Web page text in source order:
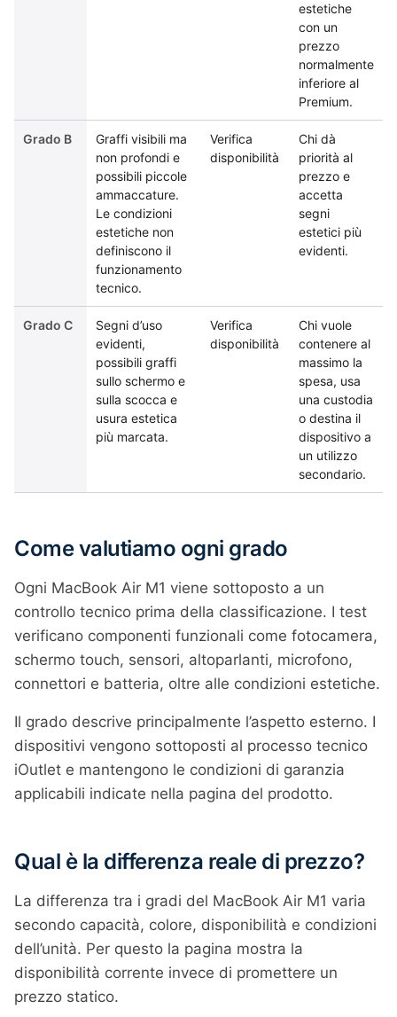
estetiche
con un
prezzo
normalmente
inferiore al
Premium.
Grado B
Graffi visibili ma
non profondi e
possibili piccole
ammaccature.
Le condizioni
estetiche non
definiscono il
funzionamento
tecnico.
Verifica
disponibilità
Chi dà
priorità al
prezzo e
accetta
segni
estetici più
evidenti.
Grado C
Segni d’uso
evidenti,
possibili graffi
sullo schermo e
sulla scocca e
usura estetica
più marcata.
Verifica
disponibilità
Chi vuole
contenere al
massimo la
spesa, usa
una custodia
o destina il
dispositivo a
un utilizzo
secondario.
Come valutiamo ogni grado
Ogni MacBook Air M1 viene sottoposto a un
controllo tecnico prima della classificazione. I test
verificano componenti funzionali come fotocamera,
schermo touch, sensori, altoparlanti, microfono,
connettori e batteria, oltre alle condizioni estetiche.
Il grado descrive principalmente l’aspetto esterno. I
dispositivi vengono sottoposti al processo tecnico
iOutlet e mantengono le condizioni di garanzia
applicabili indicate nella pagina del prodotto.
Qual è la differenza reale di prezzo?
La differenza tra i gradi del MacBook Air M1 varia
secondo capacità, colore, disponibilità e condizioni
dell’unità. Per questo la pagina mostra la
disponibilità corrente invece di promettere un
prezzo statico.